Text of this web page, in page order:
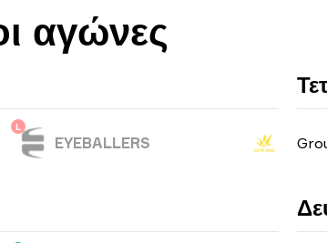
αγώνες
L
EYEBALLERS